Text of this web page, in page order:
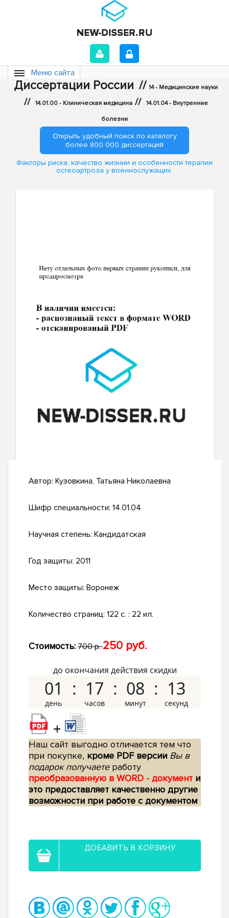
Меню сайта
Диссертации России // 14 - Медицинские науки
// 14.01.00 - Клиническая медицина // 14.01.04 - Внутренние
болезни
Открыть удобный поиск по каталогу
более 800 000 диссертаций
Факторы риска, качество жизнии и особенности терапии
остеоартроза у военнослужащих.
Автор: Кузовкина, Татьяна Николаевна
Шифр специальности: 14.01.04
Научная степень: Кандидатская
Год защиты: 2011
Место защиты: Воронеж
Количество страниц: 122 с. : 22 ил.
Стоимость: 700 р.250 руб.
до окончания действия скидки
01 17 08 12
+
Наш сайт выгодно отличается тем что
при покупке, кроме PDF версии Вы в
подарок получаетеработу
преобразованную в WORD - документ и
это предоставляет качественно другие
возможности при работе с документом
ДОБАВИТЬ В КОРЗИНУ